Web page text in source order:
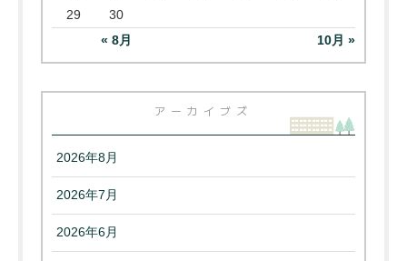
« 8月 10月 »
29
30
アーカイブズ
2026年8月
2026年7月
2026年6月